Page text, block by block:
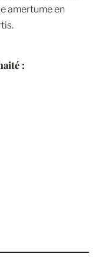
amertume en